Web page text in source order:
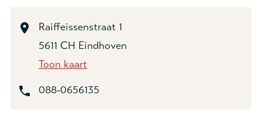
Raiffeissenstraat 1
5611 CH Eindhoven
Toon kaart
088-0656135